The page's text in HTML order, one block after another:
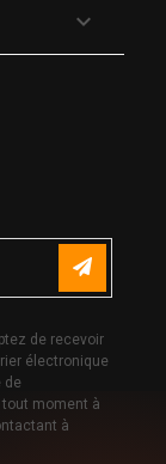

de recevoir
électronique
de
moment à
à